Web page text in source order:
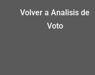
Volver a Analisis de
Voto